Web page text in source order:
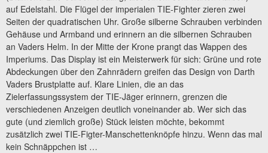
auf Edelstahl. Die Flügel der imperialen TIE-Fighter zieren zwei
Seiten der quadratischen Uhr. Große silberne Schrauben verbinden
Gehäuse und Armband und erinnern an die silbernen Schrauben
an Vaders Helm. In der Mitte der Krone prangt das Wappen des
Imperiums. Das Display ist ein Meisterwerk für sich: Grüne und rote
Abdeckungen über den Zahnrädern greifen das Design von Darth
Vaders Brustplatte auf. Klare Linien, die an das
Zielerfassungssystem der TIE-Jäger erinnern, grenzen die
verschiedenen Anzeigen deutlich voneinander ab. Wer sich das
gute (und ziemlich große) Stück leisten möchte, bekommt
zusätzlich zwei TIE-Figter-Manschettenknöpfe hinzu. Wenn das mal
kein Schnäppchen ist …